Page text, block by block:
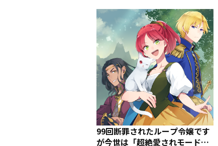
99回断罪されたループ令嬢です
が今世は「超絶愛されモード」